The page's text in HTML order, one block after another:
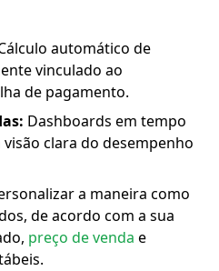
automático de
vinculado ao
de pagamento.
Dashboards em tempo
clara do desempenho
a maneira como
de acordo com a sua
preço de venda e